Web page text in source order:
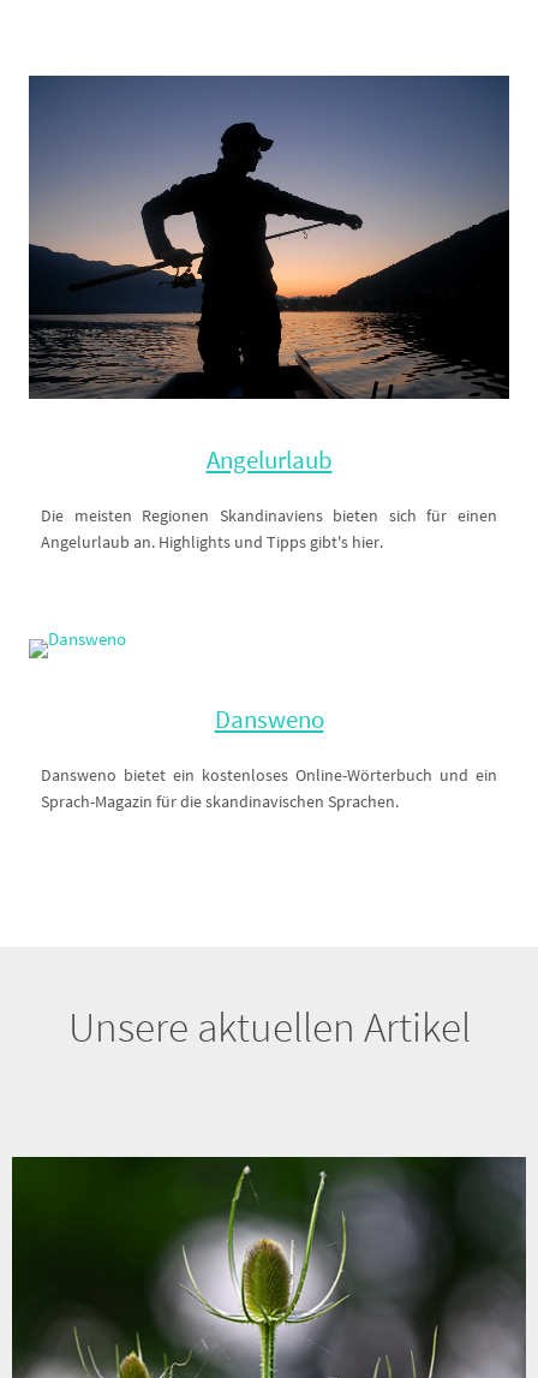
Angelurlaub
Die meisten Regionen Skandinaviens bieten sich für einen
Angelurlaub an. Highlights und Tipps gibt's hier.
Dansweno
Dansweno bietet ein kostenloses Online-Wörterbuch und ein
Sprach-Magazin für die skandinavischen Sprachen.
Unsere aktuellen Artikel